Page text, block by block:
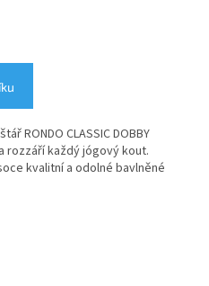
RONDO CLASSIC DOBBY
rozzáří každý jógový kout.
kvalitní a odolné bavlněné